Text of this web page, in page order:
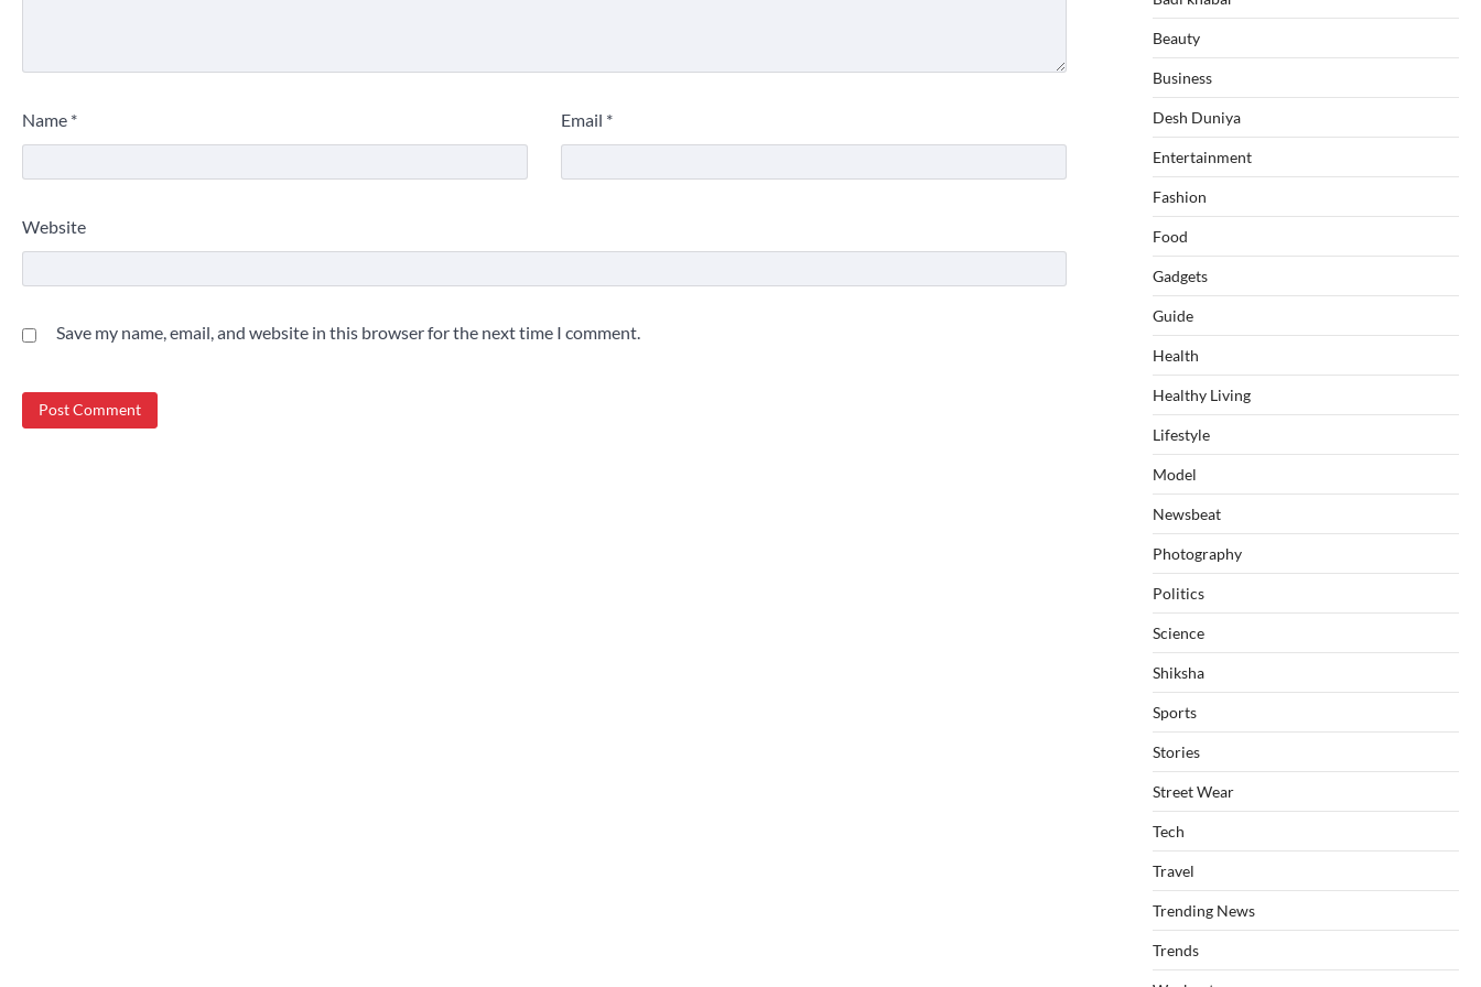
Name * Email *
Website
Save my name, email, and website in this browser for the next time I comment.
Beauty
Business
Desh Duniya
Entertainment
Fashion
Food
Gadgets
Guide
Health
Healthy Living
Lifestyle
Model
Newsbeat
Photography
Politics
Science
Shiksha
Sports
Stories
Street Wear
Tech
Travel
Trending News
Trends